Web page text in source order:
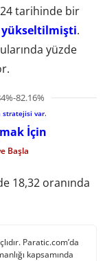
tarihinde bir
yükseltilmişti.
yüzde
82.16%
stratejisi var.
İçin
Başla
18,32 oranında
Paratic.com’da
kapsamında